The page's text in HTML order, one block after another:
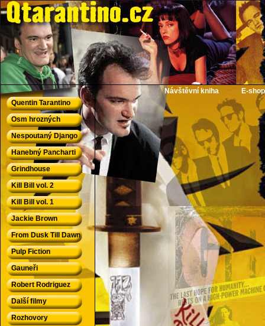
QTarantino.cz - Quentin Tarantino
Návštěvní kniha
E-shop
Quentin Tarantino
Osm hrozných
Nespoutaný Django
Hanebný Pancharti
Grindhouse
Kill Bill vol. 2
Kill Bill vol. 1
Jackie Brown
From Dusk Till Dawn
Pulp Fiction
Gauneři
Robert Rodriguez
Další filmy
Rozhovory